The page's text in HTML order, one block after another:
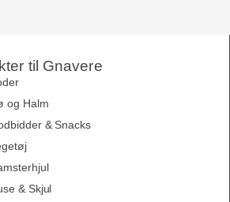
til Gnavere
og Halm
& Snacks
& Skjul